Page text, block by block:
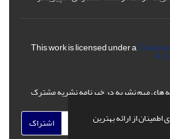
از ارائه بهترین
This work is licensed under a
های مهم نشریه در خبرنامه نشریه مشترک
اشتراک